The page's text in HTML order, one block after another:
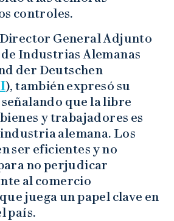
controles.
General Adjunto
Industrias Alemanas
der Deutschen
), también expresó su
que la libre
y trabajadores es
alemana. Los
ser eficientes y no
no perjudicar
al comercio
juega un papel clave en
país.